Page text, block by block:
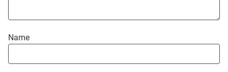
Name